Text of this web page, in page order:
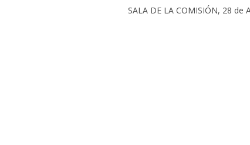
SALA DE LA COMISIÓN, 28 de